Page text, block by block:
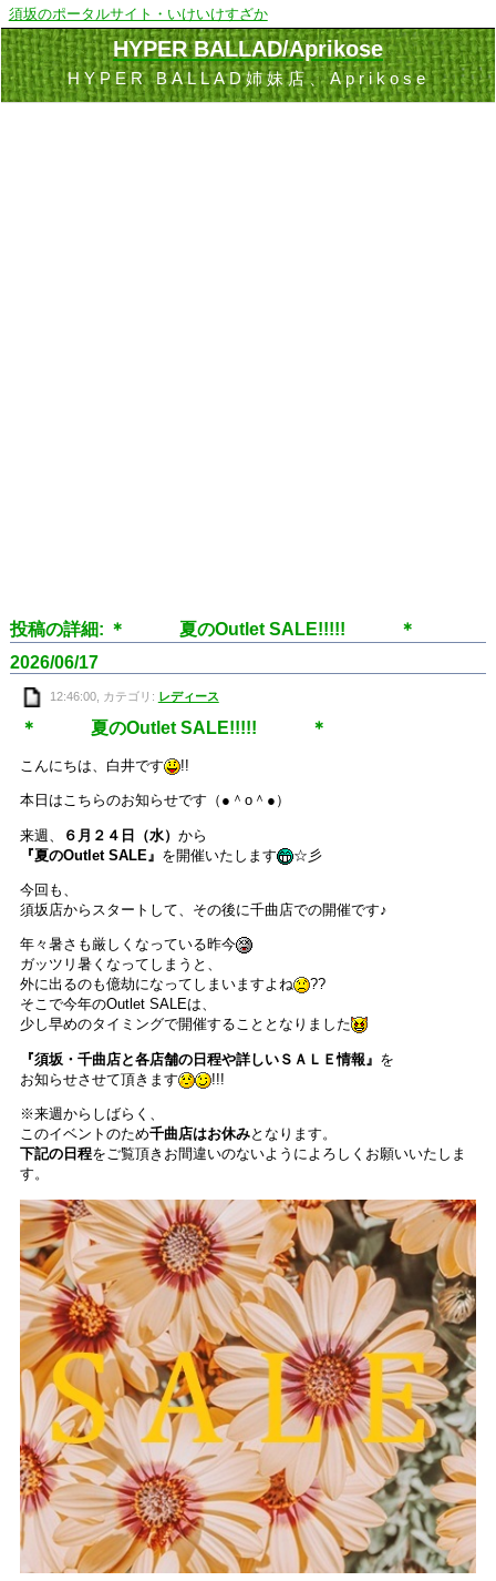
須坂のポータルサイト・いけいけすざか
HYPER BALLAD/Aprikose
HYPER BALLAD姉妹店、Aprikose
投稿の詳細: ＊ 夏のOutlet SALE!!!!! ＊
2026/06/17
12:46:00, カテゴリ: レディース
＊ 夏のOutlet SALE!!!!! ＊
こんにちは、白井です !!
本日はこちらのお知らせです（●＾o＾●）
来週、 ６月２４日（水） から
『夏のOutlet SALE』 を開催いたします ☆彡
今回も、
須坂店からスタートして、その後に千曲店での開催です♪
年々暑さも厳しくなっている昨今
ガッツリ暑くなってしまうと、
外に出るのも億劫になってしまいますよね
??
そこで今年のOutlet SALEは、
少し早めのタイミングで開催することとなりました
『須坂・千曲店と各店舗の日程や詳しいＳＡＬＥ情報』 を
お知らせさせて頂きます
!!!
※来週からしばらく、
このイベントのため千曲店はお休みとなります。
下記の日程をご覧頂きお間違いのないようによろしくお願いいたしま
す。